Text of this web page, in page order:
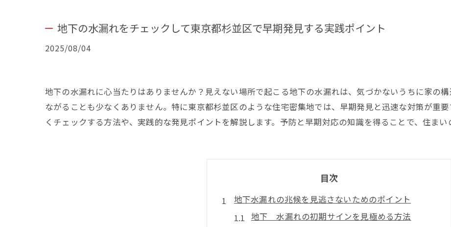
地下の水漏れをチェックして東京都杉並区で早期発見する実践ポイント
2025/08/04
地下の水漏れに心当たりはありませんか？見えない場所で起こる地下の水漏れは、気づかないうちに家の
ながることも少なくありません。特に東京都杉並区のような住宅密集地では、早期発見と迅速な対策が重
くチェックする方法や、実践的な発見ポイントを解説します。予防と早期対応の知識を得ることで、住まい
目次
地下水漏れの兆候を見逃さないためのポイント
地下 水漏れの初期サインを見極める方法